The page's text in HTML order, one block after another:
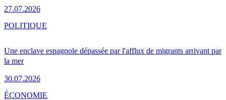
27.07.2026
Une enclave espagnole dépassée par l'afflux de migrants arrivant par
la mer
30.07.2026
POLITIQUE
ÉCONOMIE